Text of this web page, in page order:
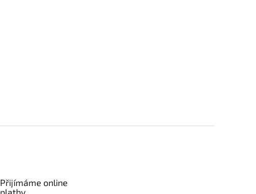
Přijímáme online